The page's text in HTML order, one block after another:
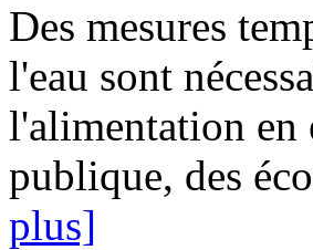
Des mesures
l'eau sont
l'alimentation en
publique, des
plus]